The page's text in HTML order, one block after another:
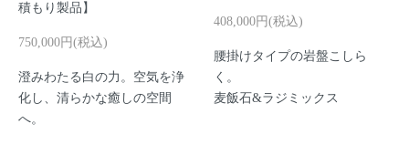
積もり製品】
750,000円(税込)
澄みわたる白の力。空気を浄
化し、清らかな癒しの空間
へ。
408,000円(税込)
腰掛けタイプの岩盤こしら
く。
麦飯石&ラジミックス